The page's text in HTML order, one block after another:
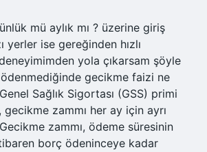
mü aylık mı ? üzerine giriş
yerler ise gereğinden hızlı
yola çıkarsam şöyle
gecikme faizi ne
Sağlık Sigortası (GSS) primi
zammı her ay için ayrı
zammı, ödeme süresinin
borç ödeninceye kadar